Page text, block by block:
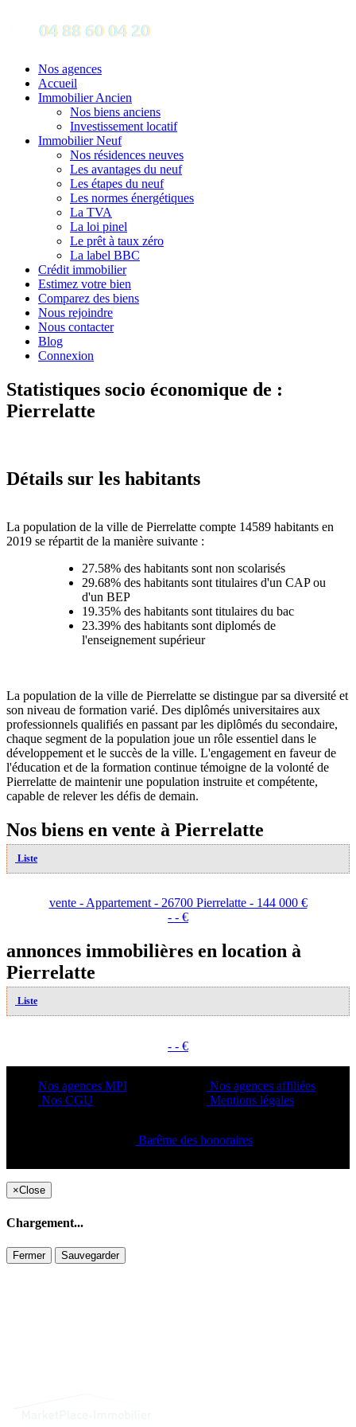
Nos agences
Accueil
Immobilier Ancien
Nos biens anciens
Investissement locatif
Immobilier Neuf
Nos résidences neuves
Les avantages du neuf
Les étapes du neuf
Les normes énergétiques
La TVA
La loi pinel
Le prêt à taux zéro
La label BBC
Crédit immobilier
Estimez votre bien
Comparez des biens
Nous rejoindre
Nous contacter
Blog
Connexion
Statistiques socio économique de :
Pierrelatte
Détails sur les habitants
La population de la ville de Pierrelatte compte 14589 habitants en
2019 se répartit de la manière suivante :
27.58% des habitants sont non scolarisés
29.68% des habitants sont titulaires d'un CAP ou
d'un BEP
19.35% des habitants sont titulaires du bac
23.39% des habitants sont diplomés de
l'enseignement supérieur
La population de la ville de Pierrelatte se distingue par sa diversité et
son niveau de formation varié. Des diplômés universitaires aux
professionnels qualifiés en passant par les diplômés du secondaire,
chaque segment de la population joue un rôle essentiel dans le
développement et le succès de la ville. L'engagement en faveur de
l'éducation et de la formation continue témoigne de la volonté de
Pierrelatte de maintenir une population instruite et compétente,
capable de relever les défis de demain.
Nos biens en vente à Pierrelatte
Liste
vente - Appartement - 26700 Pierrelatte - 144 000 €
- - €
annonces immobilières en location à
Pierrelatte
Liste
- - €
Nos agences MPI
Nos CGU
Nos agences affiliées
Mentions légales
Barême des honoraires
×Close
Chargement...
Fermer Sauvegarder